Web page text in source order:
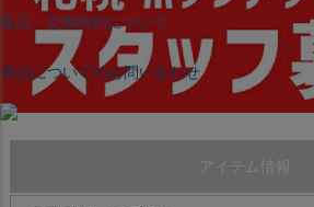
返品・交換特約について
商品についてのお問い合わせ
アイテム情報